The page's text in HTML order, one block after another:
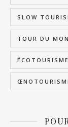
SLOW
TOUR DU
ÉCOTOURISME